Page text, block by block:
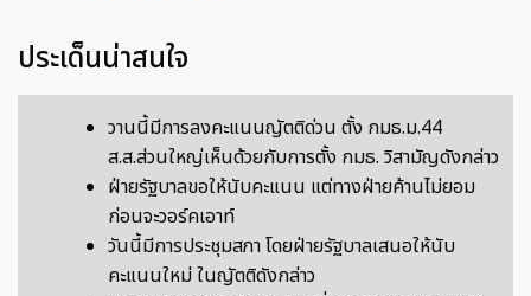
ประเด็นน่าสนใจ
วานนี้มีการลงคะแนนญัตติด่วน ตั้ง กมธ.ม.44
ส.ส.ส่วนใหญ่เห็นด้วยกับการตั้ง กมธ. วิสามัญดังกล่าว
ฝ่ายรัฐบาลขอให้นับคะแนน แต่ทางฝ่ายค้านไม่ยอม
ก่อนจะวอร์คเอาท์
วันนี้มีการประชุมสภา โดยฝ่ายรัฐบาลเสนอให้นับ
คะแนนใหม่ ในญัตติดังกล่าว